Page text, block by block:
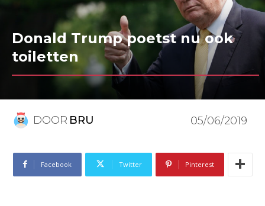
Donald Trump poetst nu ook
toiletten
DOOR BRU 05/06/2019
Facebook Twitter Pinterest